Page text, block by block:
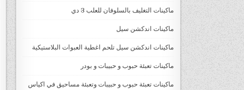
ماكينات التغليف بالسلوفان للعلب 3 دي
ماكينات اندكشن سيل
ماكينات اندكشن سيل تلحم اغطية العبوات البلاستيكية
ماكينات تعبئة حبوب و حبيبات و بودر
ماكينات تعبئة حبوب و حبيبات وتعبئة مساحيق في اكياس